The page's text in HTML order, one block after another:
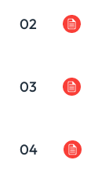
02
03
04